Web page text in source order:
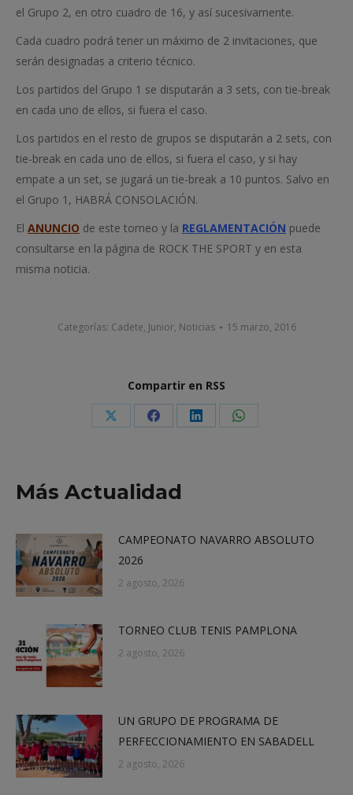
el Grupo 2, en otro cuadro de 16, y así sucesivamente.
Cada cuadro podrá tener un máximo de 2 invitaciones, que
serán designadas a criterio técnico.
Los partidos del Grupo 1 se disputarán a 3 sets, con tie-break
en cada uno de ellos, si fuera el caso.
Los partidos en el resto de grupos se disputarán a 2 sets, con
tie-break en cada uno de ellos, si fuera el caso, y si hay
empate a un set, se jugará un tie-break a 10 puntos. Salvo en
el Grupo 1, HABRÁ CONSOLACIÓN.
El ANUNCIO de este torneo y la REGLAMENTACIÓN puede
consultarse en la página de ROCK THE SPORT y en esta
misma noticia.
Categorías: Cadete, Junior, Noticias 15 marzo, 2016
Compartir en RSS
Share Share Share Share
Más Actualidad
CAMPEONATO NAVARRO ABSOLUTO
2026
2 agosto, 2026
TORNEO CLUB TENIS PAMPLONA
2 agosto, 2026
UN GRUPO DE PROGRAMA DE
PERFECCIONAMIENTO EN SABADELL
2 agosto, 2026